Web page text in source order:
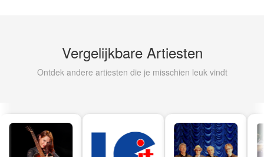
Vergelijkbare Artiesten
Ontdek andere artiesten die je misschien leuk vindt